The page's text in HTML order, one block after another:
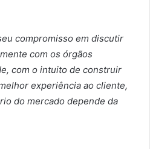
compromisso em discutir
com os órgãos
com o intuito de construir
experiência ao cliente,
do mercado depende da